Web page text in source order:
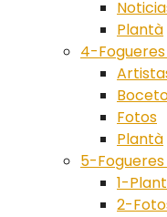
Plantà
4-Fogueres
Fotos
Plantà
5-Fogueres
1-
2-